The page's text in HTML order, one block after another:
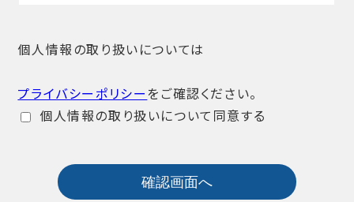
個人情報の取り扱いについては
プライバシーポリシー をご確認ください。
個人情報の取り扱いについて同意する